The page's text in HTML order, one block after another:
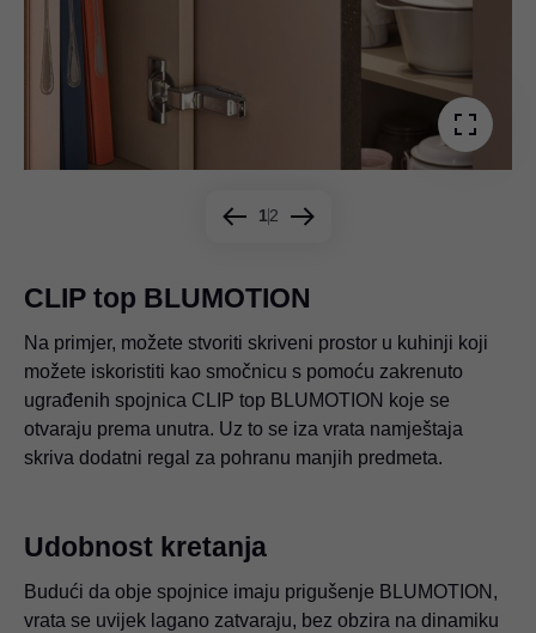
12
CLIP top BLUMOTION
Na primjer, možete stvoriti skriveni prostor u kuhinji koji
možete iskoristiti kao smočnicu s pomoću zakrenuto
ugrađenih spojnica CLIP top BLUMOTION koje se
otvaraju prema unutra. Uz to se iza vrata namještaja
skriva dodatni regal za pohranu manjih predmeta.
Skriveni prostor za spremanje može se implementirati i uz
pomoć spojnica COMPACT BLUMOTION – na primjer u
kutnim područjima. Budući da nije potreban dodatni regal
sa strane, postojeći prostor može se fleksibilno planirati i
posebno učinkovito iskoristiti.
Udobnost kretanja
Budući da obje spojnice imaju prigušenje BLUMOTION,
vrata se uvijek lagano zatvaraju, bez obzira na dinamiku